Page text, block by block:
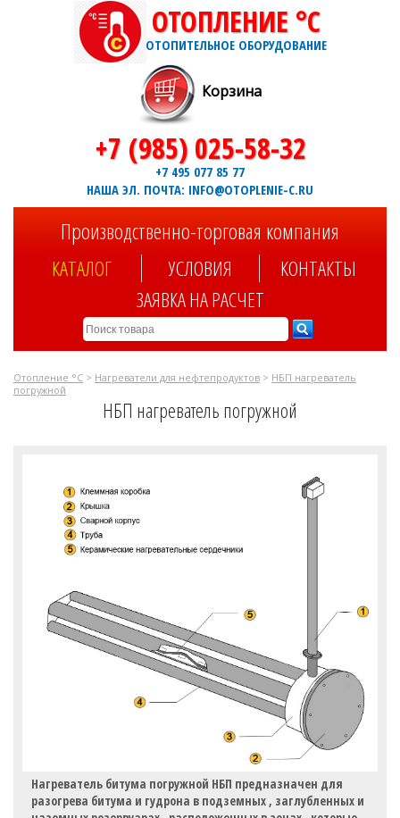
ОТОПЛЕНИЕ °C
ОТОПИТЕЛЬНОЕ ОБОРУДОВАНИЕ
Корзина
+7 (985) 025-58-32
+7 495 077 85 77
НАША ЭЛ. ПОЧТА: INFO@OTOPLENIE-C.RU
Производственно-торговая компания
КАТАЛОГ УСЛОВИЯ
КОНТАКТЫ
ЗАЯВКА НА РАСЧЕТ
Отопление °C > Нагреватели для нефтепродуктов > НБП нагреватель
погружной
НБП нагреватель погружной
Нагреватель битума погружной НБП предназначен для
разогрева битума и гудрона в подземных , заглубленных и